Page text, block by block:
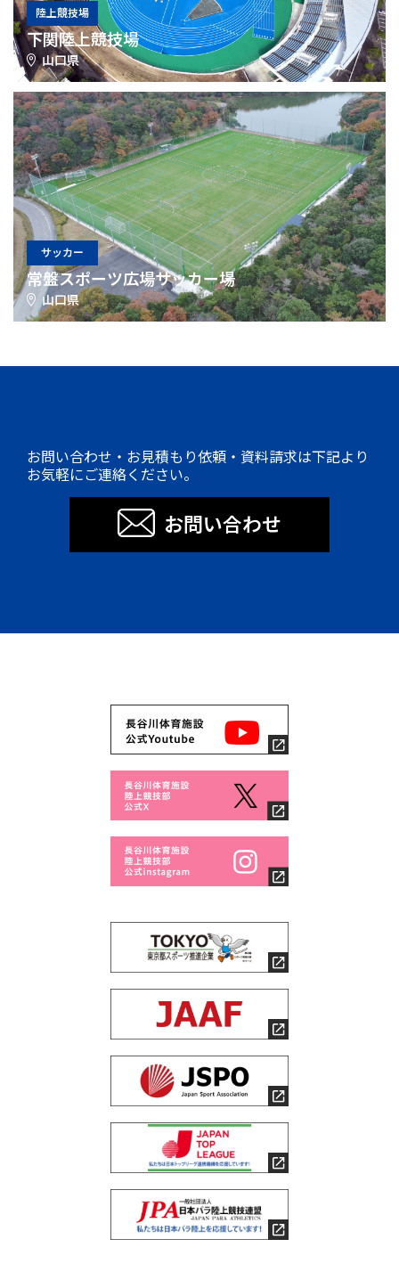
陸上競技場
下関陸上競技場
山口県
サッカー
常盤スポーツ広場サッカー場
山口県
お問い合わせ・お見積もり依頼・資料請求は下記より
お気軽にご連絡ください。
お問い合わせ